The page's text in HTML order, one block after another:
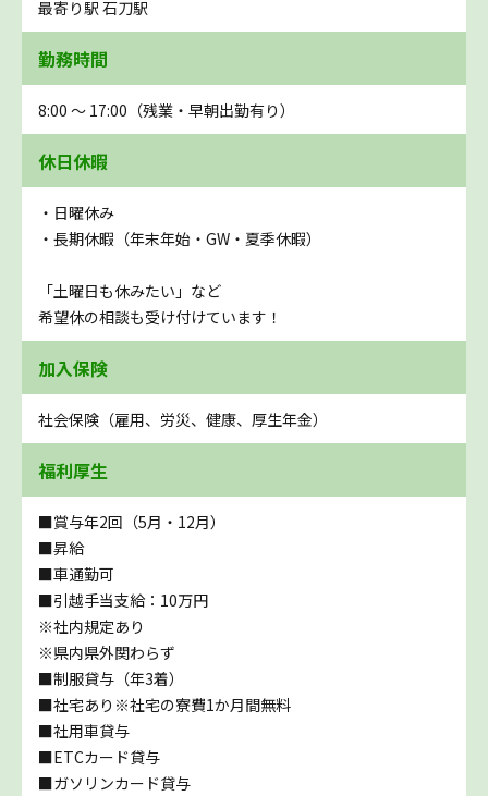
最寄り駅 石刀駅
勤務時間
8:00 ～ 17:00（残業・早朝出勤有り）
休日休暇
・日曜休み
・長期休暇（年末年始・GW・夏季休暇）
「土曜日も休みたい」など
希望休の相談も受け付けています！
加入保険
社会保険（雇用、労災、健康、厚生年金）
福利厚生
■賞与年2回（5月・12月）
■昇給
■車通勤可
■引越手当支給：10万円
※社内規定あり
※県内県外関わらず
■制服貸与（年3着）
■社宅あり※社宅の寮費1か月間無料
■社用車貸与
■ETCカード貸与
■ガソリンカード貸与